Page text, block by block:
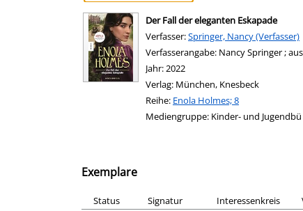
Der Fall der eleganten Eskapade
Verfasser:Suche nach diesem Verfasser
Springer, Nancy (Verfasser)
Verfasserangabe: Nancy Springer ;
Jahr:2022
Verlag: München, Knesbeck
Reihe: Enola Holmes; 8
Mediengruppe: Kinder- und Jugendbü
Exemplare
Status Signatur Interessenkreis